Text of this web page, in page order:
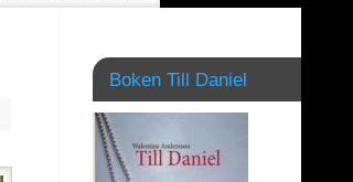
Boken Till Daniel